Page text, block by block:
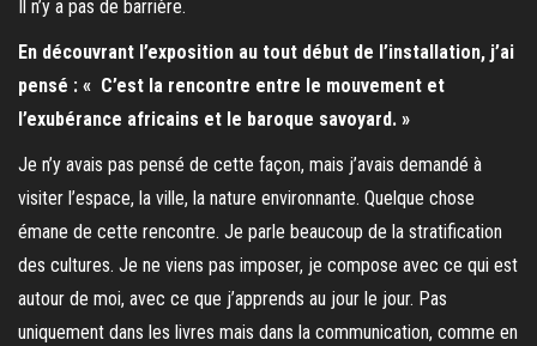
Il n’y a pas de barrière.
En découvrant l’exposition au tout début de l’installation, j’ai
pensé : « C’est la rencontre entre le mouvement et
l’exubérance africains et le baroque savoyard. »
Je n’y avais pas pensé de cette façon, mais j’avais demandé à
visiter l’espace, la ville, la nature environnante. Quelque chose
émane de cette rencontre. Je parle beaucoup de la stratification
des cultures. Je ne viens pas imposer, je compose avec ce qui est
autour de moi, avec ce que j’apprends au jour le jour. Pas
uniquement dans les livres mais dans la communication, comme en